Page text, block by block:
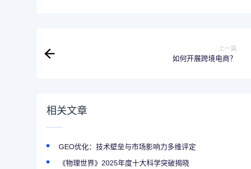
上一篇
如何开展跨境电商？
相关文章
GEO优化：技术壁垒与市场影响力多维评定
《物理世界》2025年度十大科学突破揭晓